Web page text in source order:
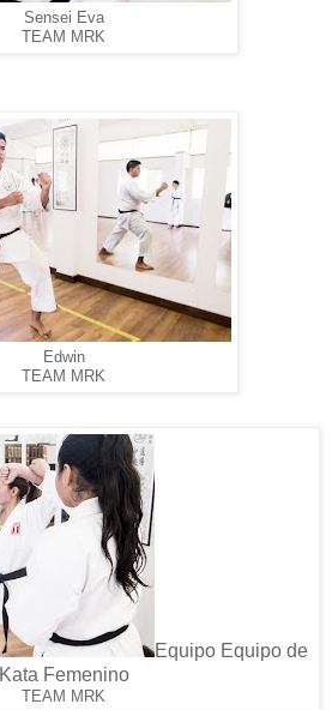
Sensei Eva
TEAM MRK
Edwin
TEAM MRK
Equipo Equipo de
Kata Femenino
TEAM MRK